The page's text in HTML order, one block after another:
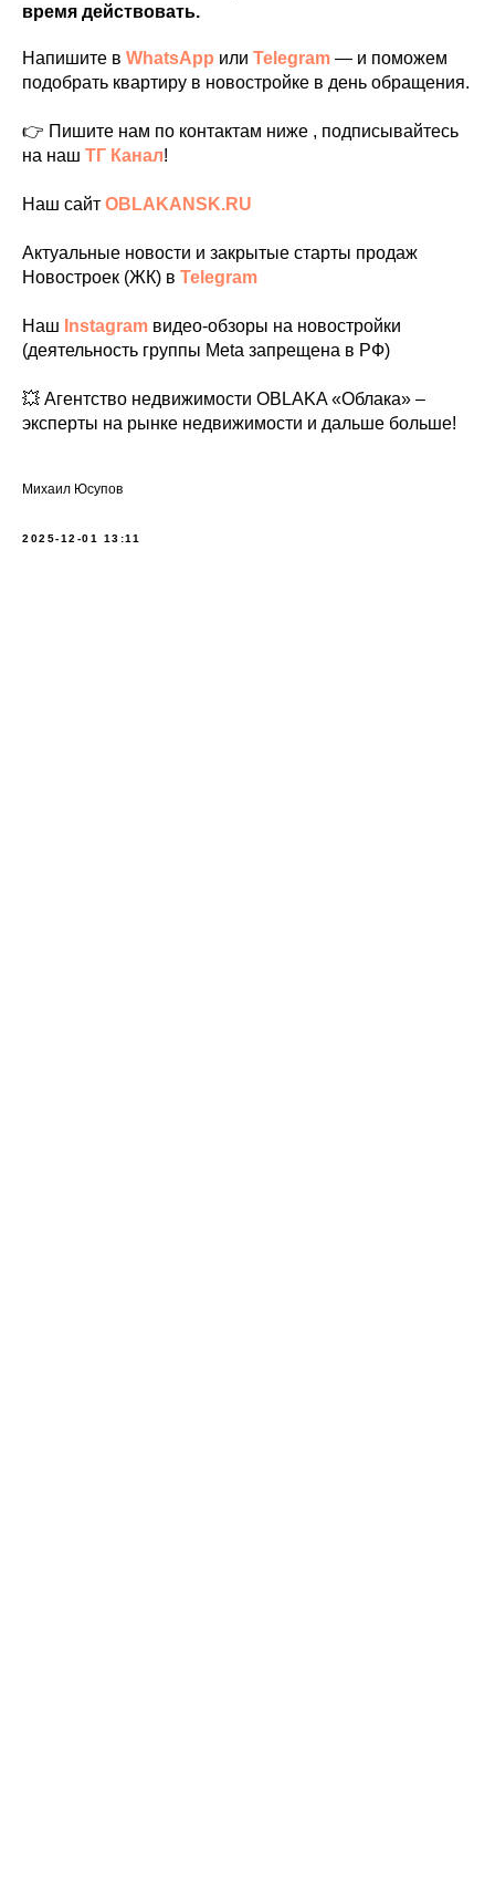
время действовать.
Напишите в WhatsApp или Telegram — и поможем
подобрать квартиру в новостройке в день обращения.
👉 Пишите нам по контактам ниже , подписывайтесь
на наш ТГ Канал!
Наш сайт OBLAKANSK.RU
Актуальные новости и закрытые старты продаж
Новостроек (ЖК) в Telegram
Наш Instagram видео-обзоры на новостройки
(деятельность группы Meta запрещена в РФ)
💥 Агентство недвижимости OBLAKA «Облака» –
эксперты на рынке недвижимости и дальше больше!
Михаил Юсупов
2025-12-01 13:11